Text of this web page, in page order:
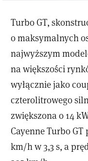
Turbo GT,
o maksymalnych
najwyższym
na większości
wyłącznie jako
czterolitrowego
zwiększona o 14
Cayenne Turbo
km/h w 3,3 s, a